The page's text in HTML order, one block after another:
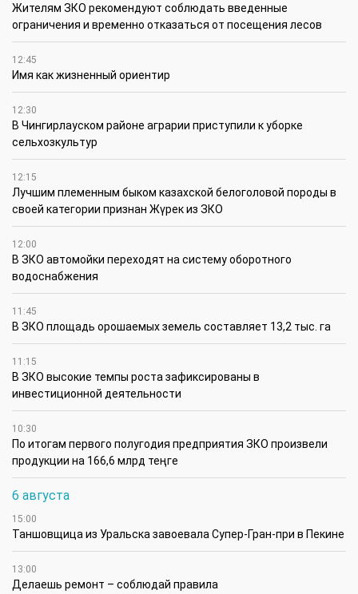
Жителям ЗКО рекомендуют соблюдать введенные
ограничения и временно отказаться от посещения лесов
12:45
Имя как жизненный ориентир
12:30
В Чингирлауском районе аграрии приступили к уборке
сельхозкультур
12:15
Лучшим племенным быком казахской белоголовой породы в
своей категории признан Жүрек из ЗКО
12:00
В ЗКО автомойки переходят на систему оборотного
водоснабжения
11:45
В ЗКО площадь орошаемых земель составляет 13,2 тыс. га
11:15
В ЗКО высокие темпы роста зафиксированы в
инвестиционной деятельности
10:30
По итогам первого полугодия предприятия ЗКО произвели
продукции на 166,6 млрд теңге
6 августа
15:00
Таншовщица из Уральска завоевала Супер-Гран-при в Пекине
13:00
Делаешь ремонт – соблюдай правила